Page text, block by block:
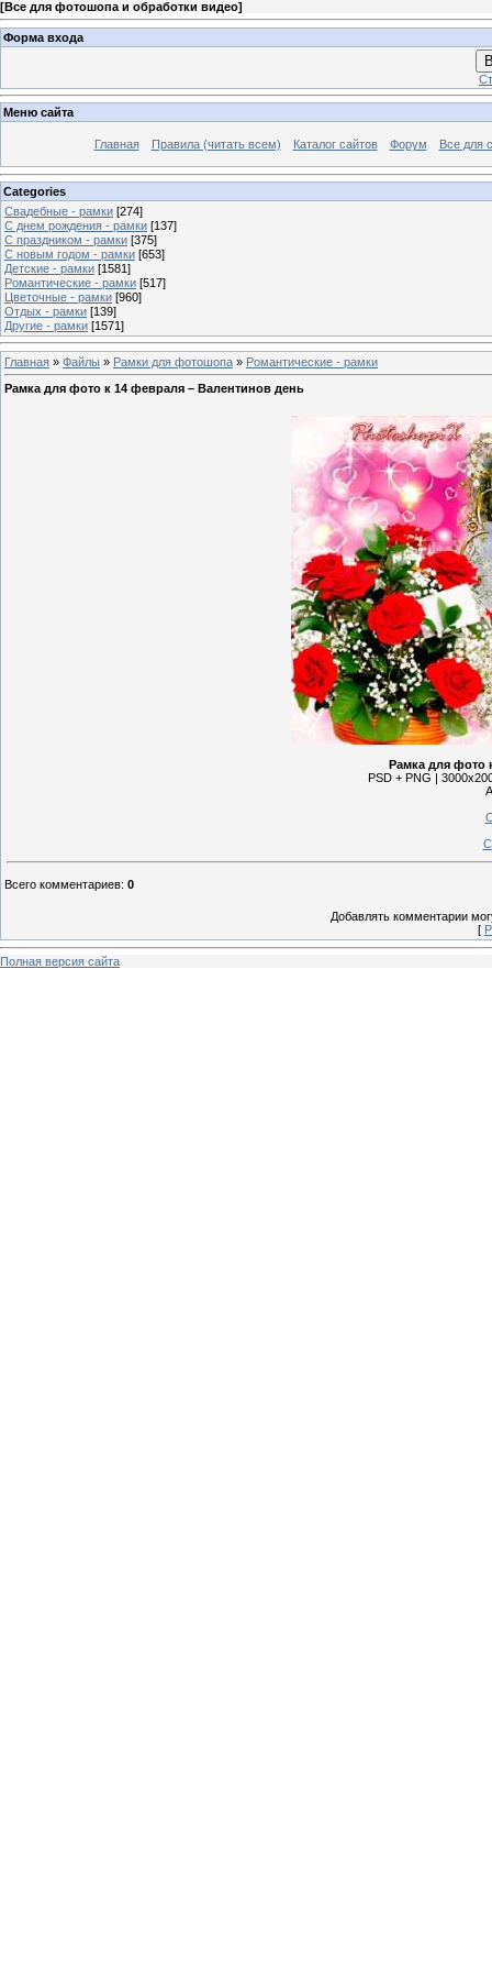
[Все для фотошопа и обработки видео]
Форма входа
Меню сайта
Главная Правила (читать всем) Каталог сайтов Форум Все для
Categories
Свадебные - рамки [274]
С днем рождения - рамки [137]
С праздником - рамки [375]
С новым годом - рамки [653]
Детские - рамки [1581]
Романтические - рамки [517]
Цветочные - рамки [960]
Отдых - рамки [139]
Другие - рамки [1571]
Главная » Файлы » Рамки для фотошопа » Романтические - рамки
Рамка для фото к 14 февраля – Валентинов день
Рамка для фото
PSD + PNG |
Всего комментариев: 0
Добавлять комментарии
[
Полная версия сайта